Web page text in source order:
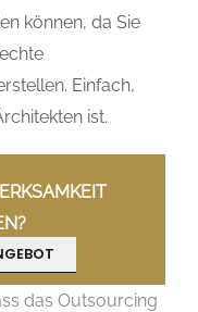
können, da Sie
Einfach,
ist.
das Outsourcing